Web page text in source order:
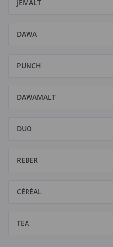
JEMALT
DAWA
PUNCH
DAWAMALT
DUO
REBER
CÉRÉAL
TEA